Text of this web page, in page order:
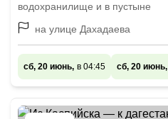
водохранилище и в пустыне
на улице Дахадаева
сб, 20 июнь, в 04:45 сб, 20 июнь,